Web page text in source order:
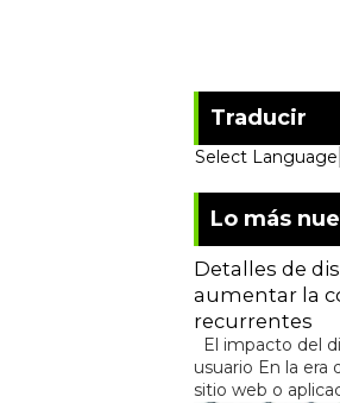
Traducir
Select Language
Lo más
Detalles de
aumentar la
recurrentes
El impacto del
usuario En la era
sitio web o